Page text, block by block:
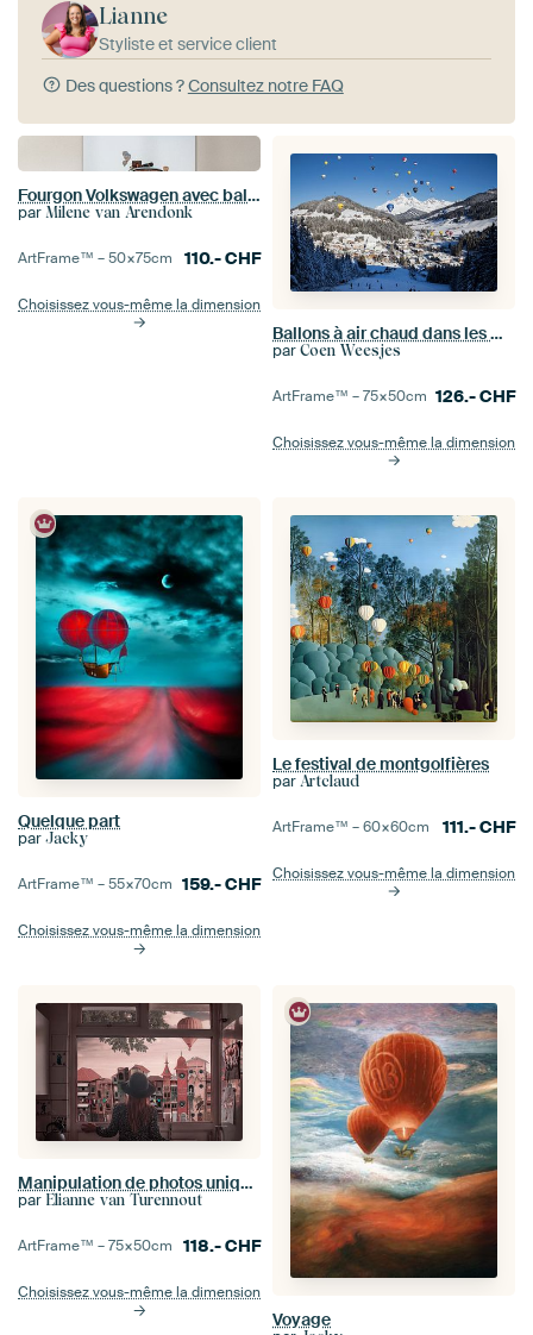
Lianne
Styliste et service client
Des questions ?Consultez notre FAQ
Fourgon Volkswagen avec ballons en Turquie
par Milene van Arendonk
ArtFrame™ –50×75cm 110.-CHF
Choisissez vous-même la dimension
Ballons à air chaud dans les montagnes
par Coen Weesjes
ArtFrame™ –75×50cm 126.-CHF
Choisissez vous-même la dimension
Quelque part
par Jacky
ArtFrame™ –55×70cm 159.-CHF
Choisissez vous-même la dimension
Le festival de montgolfières
par Artclaud
ArtFrame™ –60×60cm 111.-CHF
Choisissez vous-même la dimension
Manipulation de photos unique : Des livres transformés en maisons - Pour les amoureux des livres
par Elianne van Turennout
ArtFrame™ –75×50cm 118.-CHF
Choisissez vous-même la dimension
Voyage